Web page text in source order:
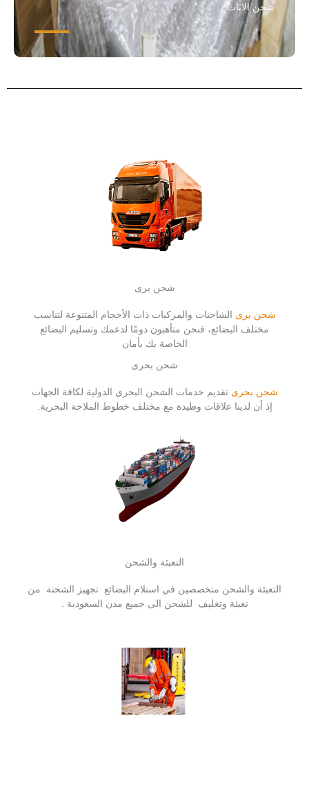
شحن الاثاث
شحن برى
شحن برى الشاحنات والمركبات ذات الأحجام المتنوعة لتناسب
مختلف البضائع، فنحن متأهبون دومًا لدعمك وتسليم البضائع
الخاصة بك بأمان
شحن بحرى
شحن بحرى تقديم خدمات الشحن البحري الدولية لكافة الجهات
إذ أن لدينا علاقات وطيدة مع مختلف خطوط الملاحة البحرية.
التعبئة والشحن
التعبئة والشحن متخصصين في استلام البضائع تجهيز الشحنة من
تعبئة وتغليف للشحن الى جميع مدن السعودبة .